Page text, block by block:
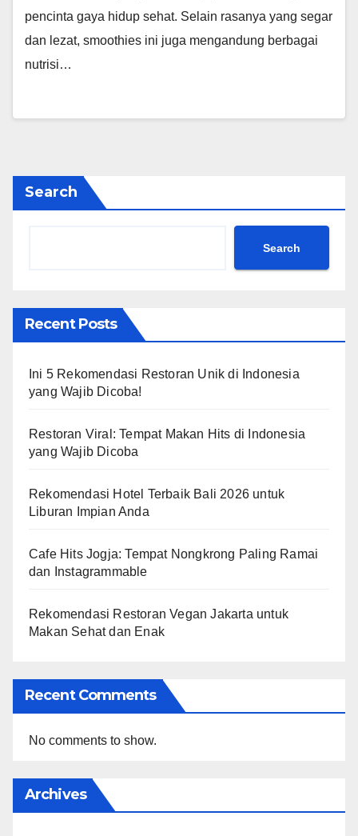
pencinta gaya hidup sehat. Selain rasanya yang segar
dan lezat, smoothies ini juga mengandung berbagai
nutrisi…
Search
Search
Recent Posts
Ini 5 Rekomendasi Restoran Unik di Indonesia
yang Wajib Dicoba!
Restoran Viral: Tempat Makan Hits di Indonesia
yang Wajib Dicoba
Rekomendasi Hotel Terbaik Bali 2026 untuk
Liburan Impian Anda
Cafe Hits Jogja: Tempat Nongkrong Paling Ramai
dan Instagrammable
Rekomendasi Restoran Vegan Jakarta untuk
Makan Sehat dan Enak
Recent Comments
No comments to show.
Archives